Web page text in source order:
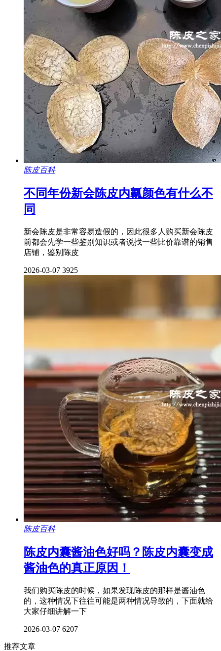
陈皮百科
不同年份新会陈皮内瓤颜色有什么不
同
新会陈皮是非常容易造假的，因此很多人购买新会陈皮
前都会先学一些鉴别知识或者说找一些比价靠谱的销售
店铺，鉴别陈皮
2026-03-07 3925
陈皮百科
陈皮内囊酱油色好吗？陈皮内囊变成
酱油色的真正原因！
我们购买陈皮的时候，如果发现陈皮的那样是酱油色
的，这种情况下往往可能是两种情况导致的，下面就给
大家仔细讲解一下
2026-03-07 6207
推荐文章